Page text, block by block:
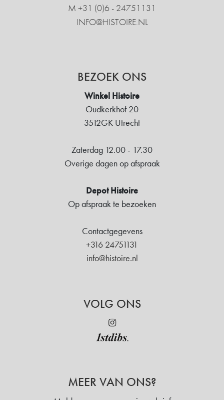
M +31 ‍(0)6 - 24751131
INFO@HISTOIRE.NL
BEZOEK ONS
Winkel Histoire
Oudkerkhof 20
3512GK Utrecht
Zaterdag 12.00 - 17.30
Overige dagen op afspraak
Depot Histoire
Op afspraak te bezoeken
Contactgegevens
+316 24751131
info@histoire.nl
VOLG ONS
MEER VAN ONS?